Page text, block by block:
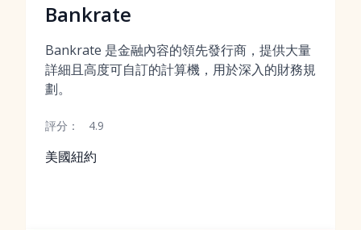
Bankrate
Bankrate 是金融內容的領先發行商，提供大量
詳細且高度可自訂的計算機，用於深入的財務規
劃。
評分： 4.9
美國紐約